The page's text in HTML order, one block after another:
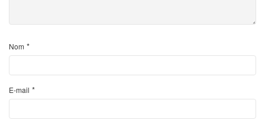
Nom *
E-mail *